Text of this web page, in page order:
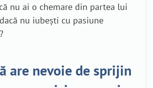
nu ai o chemare din partea lui
nu iubești cu pasiune
are nevoie de sprijin